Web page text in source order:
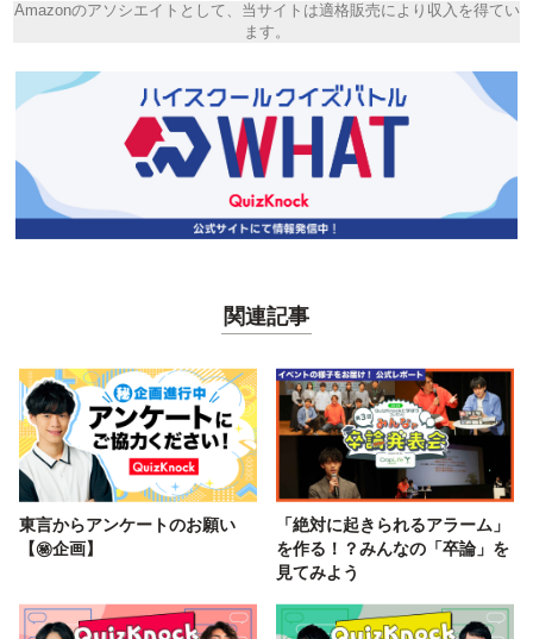
Amazonのアソシエイトとして、当サイトは適格販売により収入を得てい
ます。
関連記事
東言からアンケートのお願い
【㊙️企画】
「絶対に起きられるアラーム」
を作る！？みんなの「卒論」を
見てみよう